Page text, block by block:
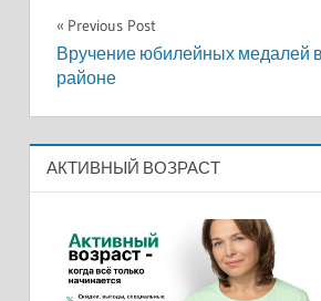
Навигация
по
записям
Previous Post
Вручение юбилейных медалей
районе
АКТИВНЫЙ ВОЗРАСТ